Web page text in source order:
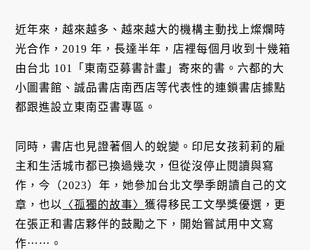
近年來，越來越多、越來越大的機構主動找上燦爛時
光合作，2019 年，長達半年，店裡每個月收到十幾箱
由台北 101「東南亞募書計畫」寄來的書。六都的大
小圖書館、誠品書店南西店等代表性的連鎖書店據點
都跟進設立東南亞書專區。
同時，書店也見證著個人的蛻變。印尼女孩莉莉的雇
主和生活城市都已換過幾次，但從沒停止閱讀與寫
作，今（2023）年，她參加台北文學季朗讀自己的文
章，也以
〈孤獨的故事〉獲得移民工文學獎優選，更
在張正和書店夥伴的鼓勵之下，開始嘗試用中文寫
作⋯⋯。